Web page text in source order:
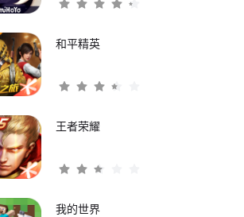
和平精英
王者荣耀
我的世界